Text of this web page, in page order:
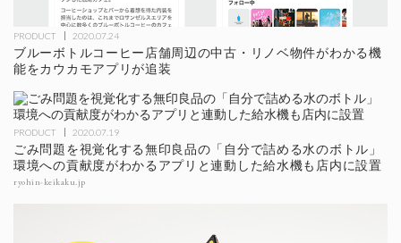
PRODUCT 2020.07.24
ブルーボトルコーヒー店舗周辺の中古・リノベ物件がわかる機
能をカウカモアプリが追装
PRODUCT 2020.07.19
ごみ問題を視覚化する無印良品の「自分で詰める水のボトル」
環境への貢献度がわかるアプリと連動した給水機も店内に設置
ryohin-keikaku.jp